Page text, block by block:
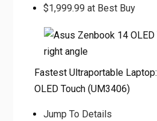
$1,999.99 at Best Buy
Fastest Ultraportable
OLED Touch (UM3406)
Jump To Details